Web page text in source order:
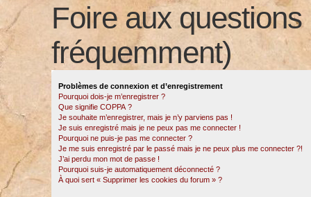
Foire aux
fréquemment)
Problèmes de connexion et d’enregistrement
Pourquoi dois-je m’enregistrer ?
Que signifie COPPA ?
Je souhaite m’enregistrer, mais je n’y parviens pas !
Je suis enregistré mais je ne peux pas me connecter !
Pourquoi ne puis-je pas me connecter ?
Je me suis enregistré par le passé mais je ne peux plus me connecter ?!
J’ai perdu mon mot de passe !
Pourquoi suis-je automatiquement déconnecté ?
À quoi sert « Supprimer les cookies du forum » ?